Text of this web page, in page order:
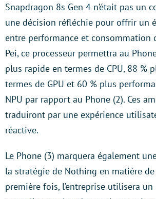
Snapdragon 8s Gen 4 n’était pas un
une décision réfléchie pour offrir un
entre performance et consommation
Pei, ce processeur permettra au
plus rapide en termes de CPU, 88 %
termes de GPU et 60 % plus
NPU par rapport au Phone (2). Ces
traduiront par une expérience
réactive.
Le Phone (3) marquera également
la stratégie de Nothing en matière
première fois, l’entreprise utilisera un